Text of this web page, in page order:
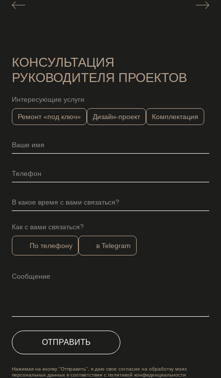
КОНСУЛЬТАЦИЯ
РУКОВОДИТЕЛЯ ПРОЕКТОВ
Интересующие услуги
Ремонт «под ключ» Дизайн-проект Комплектация
Как с вами связаться?
По телефону в Telegram
ОТПРАВИТЬ
Нажимая на кнопку "Отправить", я даю свое согласие на обработку моих
персональных данных в соответствии с политикой конфиденциальности